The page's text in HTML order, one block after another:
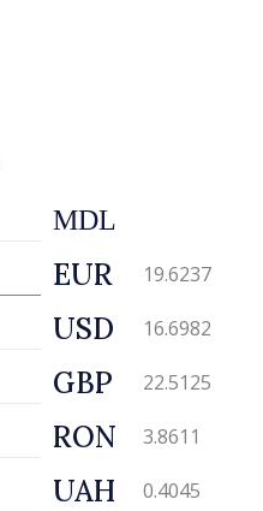
MDL
EUR 19.6237
USD 16.6982
GBP 22.5125
RON 3.8611
UAH 0.4045